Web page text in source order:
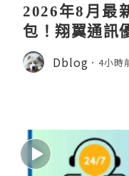
2026年8月最
包！翔翼通訊
點、蝴蝶wifi
Dblog 4小時